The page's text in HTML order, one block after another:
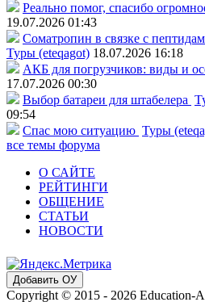
Реально помог, спасибо
19.07.2026 01:43
Соматропин в связке с
Туры (eteqagot) 18.07.2026 16:18
АКБ для погрузчиков: виды и
17.07.2026 00:30
Выбор батареи для штабелера
09:54
Спас мою ситуацию Туры
все темы форума
О САЙТЕ
РЕЙТИНГИ
ОБЩЕНИЕ
СТАТЬИ
НОВОСТИ
Добавить ОУ
Copyright © 2015 - 2026 Education-